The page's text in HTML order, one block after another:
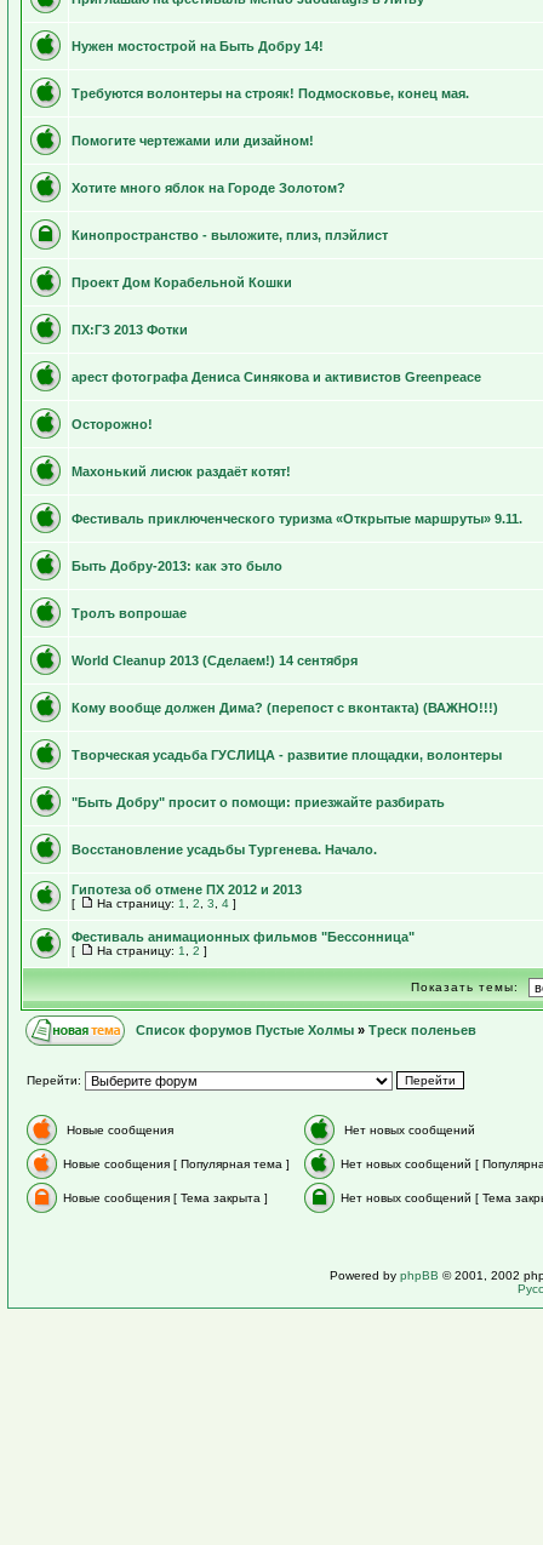
Нужен мостострой на Быть Добру 14!
Требуются волонтеры на строяк! Подмосковье, конец мая.
Помогите чертежами или дизайном!
Хотите много яблок на Городе Золотом?
Кинопространство - выложите, плиз, плэйлист
Проект Дом Корабельной Кошки
ПХ:ГЗ 2013 Фотки
арест фотографа Дениса Синякова и активистов Greenpeace
Осторожно!
Махонький лисюк раздаёт котят!
Фестиваль приключенческого туризма «Открытые маршруты» 9.11.
Быть Добру-2013: как это было
Тролъ вопрошае
World Cleanup 2013 (Сделаем!) 14 сентября
Кому вообще должен Дима? (перепост с вконтакта) (ВАЖНО!!!)
Творческая усадьба ГУСЛИЦА - развитие площадки, волонтеры
"Быть Добру" просит о помощи: приезжайте разбирать
Восстановление усадьбы Тургенева. Начало.
Гипотеза об отмене ПХ 2012 и 2013
[ На страницу: 1 2 3 4 ]
Фестиваль анимационных фильмов "Бессонница"
[ На страницу: 1 2 ]
Показать темы:
Список форумов Пустые Холмы » Треск поленьев
Перейти:
Новые сообщения Нет новых сообщений
Новые сообщения [ Популярная тема ] Нет новых сообщений [
Новые сообщения [ Тема закрыта ] Нет новых сообщений [ Тема
Powered by phpBB © 2001, 2002